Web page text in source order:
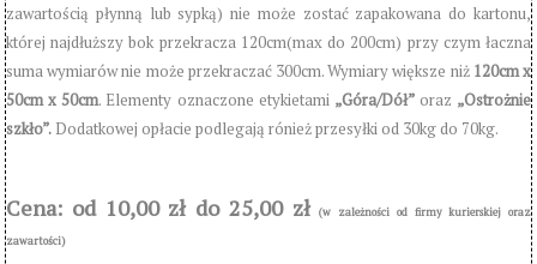
zawartością płynną lub sypką) nie może zostać zapakowana do kartonu,
której najdłuższy bok przekracza 120cm(max do 200cm) przy czym łaczna
suma wymiarów nie może przekraczać 300cm. Wymiary większe niż 120cm x
50cm x 50cm. Elementy oznaczone etykietami „Góra/Dół”oraz „Ostrożnie
szkło”. Dodatkowej opłacie podlegają rónież przesyłki od 30kg do 70kg.
Cena: od 10,00 zł do 25,00 zł(w zależności od firmy kurierskiej oraz
zawartości)